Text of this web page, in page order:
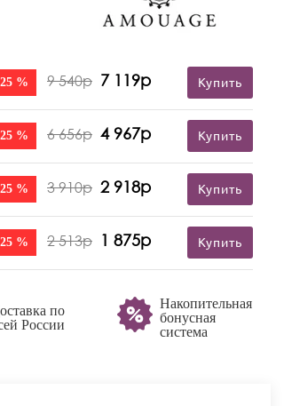
% 9 540р 7 119р Купить
% 6 656р 4 967р Купить
% 3 910р 2 918р Купить
% 2 513р 1 875р Купить
по
России
Накопительная
бонусная
система